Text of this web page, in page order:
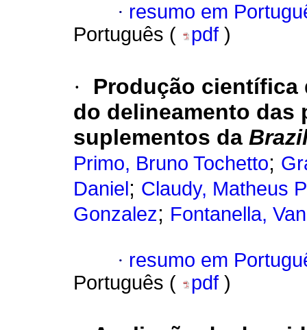
· resumo em
Português (
pdf )
·
Produção científica
do delineamento das
suplementos da
Primo, Bruno Tochetto;
Daniel ; Claudy, Matheus
Gonzalez; Fontanella,
· resumo em
Português (
pdf )